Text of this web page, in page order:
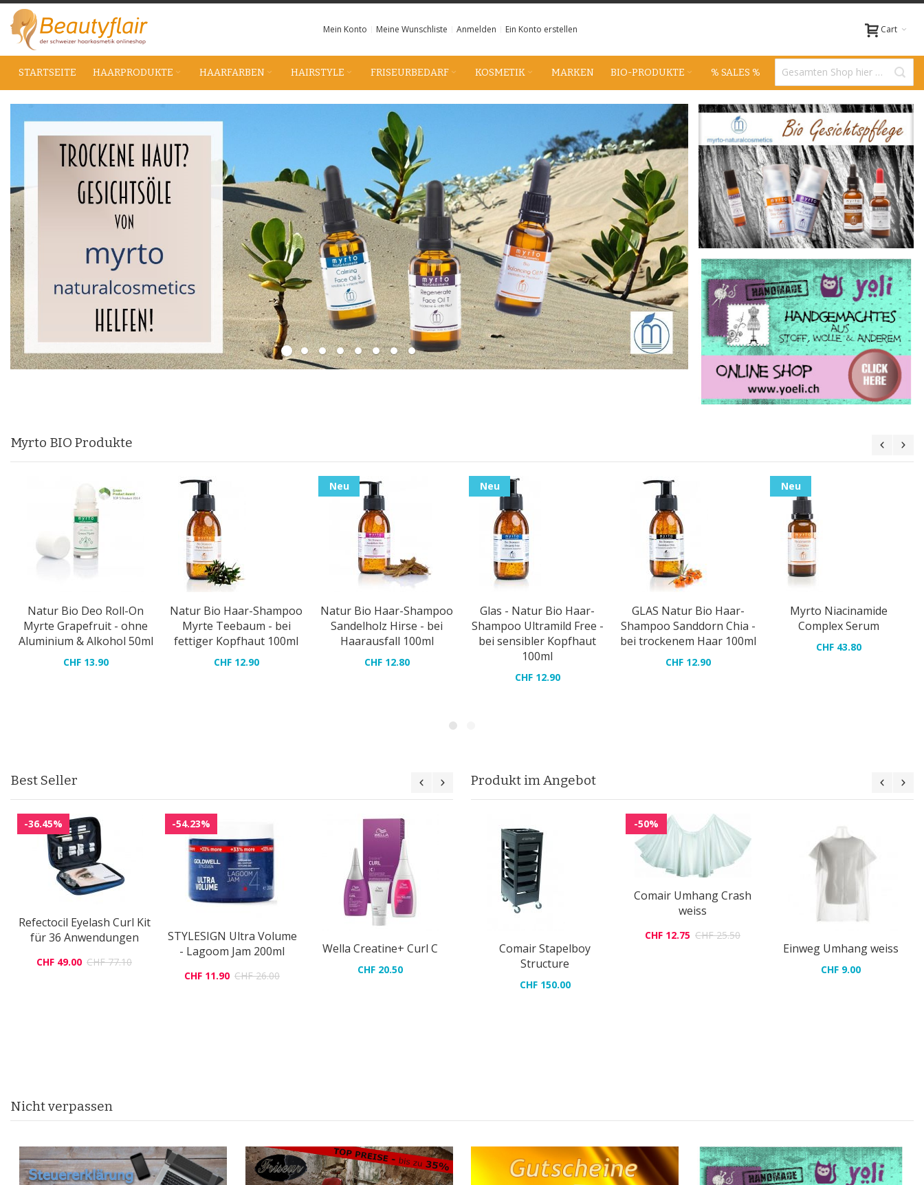
Zum
Inhalt
Mein Konto Meine Wunschliste Anmelden Ein Konto erstellen Cart
STARTSEITE HAARPRODUKTE HAARFARBEN HAIRSTYLE FRISEURBEDARF KOSMETIK MARKEN BIO-PRODUKTE % SALES %
Myrto BIO Produkte
Natur Bio Deo Roll-On
Myrte Grapefruit - ohne
Aluminium & Alkohol 50ml
CHF 13.90
Natur Bio Haar-Shampoo
Myrte Teebaum - bei
fettiger Kopfhaut 100ml
CHF 12.90
Neu
Natur Bio Haar-Shampoo
Sandelholz Hirse - bei
Haarausfall 100ml
CHF 12.80
Neu
Glas - Natur Bio Haar-
Shampoo Ultramild Free -
bei sensibler Kopfhaut
100ml
CHF 12.90
GLAS Natur Bio Haar-
Shampoo Sanddorn Chia -
bei trockenem Haar 100ml
CHF 12.90
Neu
Myrto Niacinamide
Complex Serum
CHF 43.80
Best Seller
-36.45%
Refectocil Eyelash Curl Kit
für 36 Anwendungen
CHF 49.00 CHF 77.10
-54.23%
STYLESIGN Ultra Volume
- Lagoom Jam 200ml
CHF 11.90 CHF 26.00
Wella Creatine+ Curl C
CHF 20.50
Wella Creatine+ Wave C
CHF 20.50
Einweg Umhang weiss
CHF 9.00
Produkt im Angebot
Comair Umhang
Hairworld
Comair Stapelboy
Structure
CHF 150.00
-50%
Comair Umhang Crash
weiss
CHF 12.75 CHF 25.50
Einweg Umhang weiss
CHF 9.00
Nicht verpassen